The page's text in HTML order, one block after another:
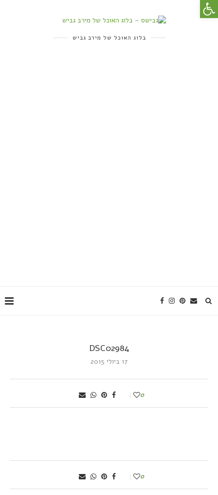
בלוג האוכל של מירב גביש
DSC02984
17 ביולי 2015
0
0